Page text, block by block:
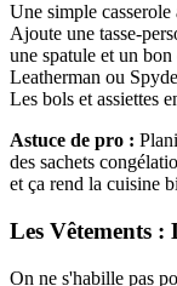
Une simple
Ajoute une tasse-
une spatule et un
Leatherman ou
Les bols et assiettes
Astuce de pro :
des sachets
et ça rend la cuisine
Les Vêtements :
On ne s'habille pas